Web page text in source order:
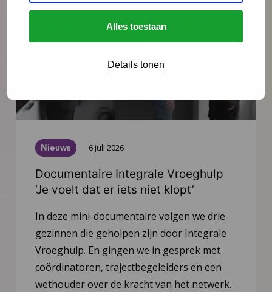
Alles toestaan
Details tonen
Nieuws 6 juli 2026
Documentaire Integrale Vroeghulp
‘Je voelt dat er iets niet klopt’
In deze mini-documentaire volgen we drie
gezinnen die geholpen zijn door Integrale
Vroeghulp. En gingen we in gesprek met
coördinatoren, trajectbegeleiders en een
wethouder over de kracht van het netwerk.